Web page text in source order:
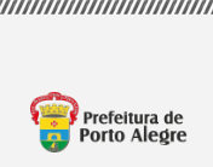
Pular
principal